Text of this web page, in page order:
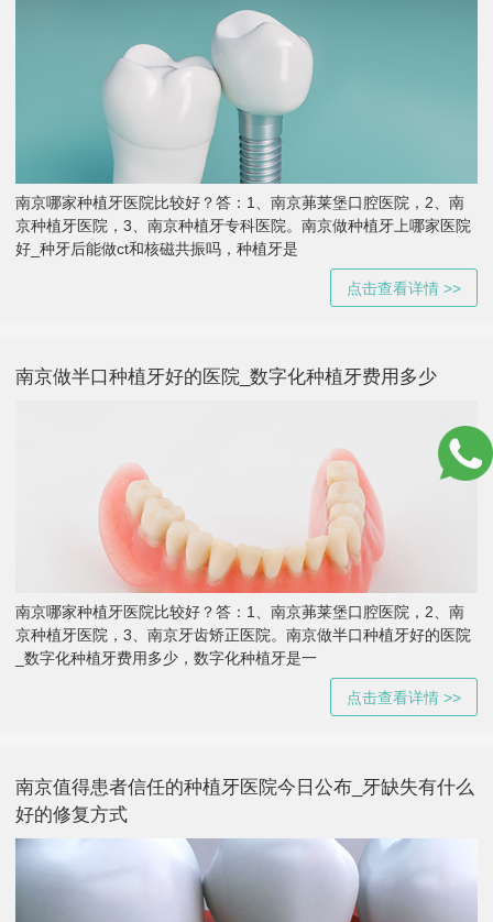
南京哪家种植牙医院比较好？答：1、南京茀莱堡口腔医院，2、南
京种植牙医院，3、南京种植牙专科医院。南京做种植牙上哪家医院
好_种牙后能做ct和核磁共振吗，种植牙是
点击查看详情 >>
南京做半口种植牙好的医院_数字化种植牙费用多少
南京哪家种植牙医院比较好？答：1、南京茀莱堡口腔医院，2、南
京种植牙医院，3、南京牙齿矫正医院。南京做半口种植牙好的医院
_数字化种植牙费用多少，数字化种植牙是一
点击查看详情 >>
南京值得患者信任的种植牙医院今日公布_牙缺失有什么
好的修复方式